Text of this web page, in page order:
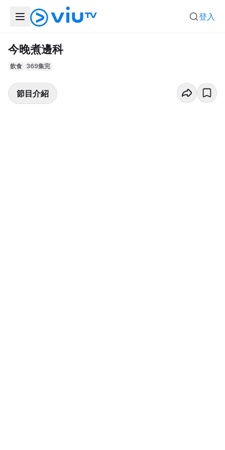
登入
今晚煮邊科
飲食 369集完
節目介紹